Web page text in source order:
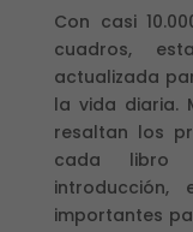
Con casi
cuadros,
actualizada
la vida diaria.
resaltan los
cada libro
introducción,
importantes